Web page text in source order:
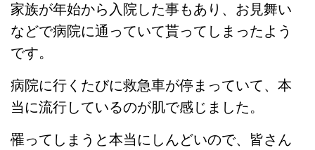
家族が年始から入院した事もあり、お見舞い
などで病院に通っていて貰ってしまったよう
です。
病院に行くたびに救急車が停まっていて、本
当に流行しているのが肌で感じました。
罹ってしまうと本当にしんどいので、皆さん